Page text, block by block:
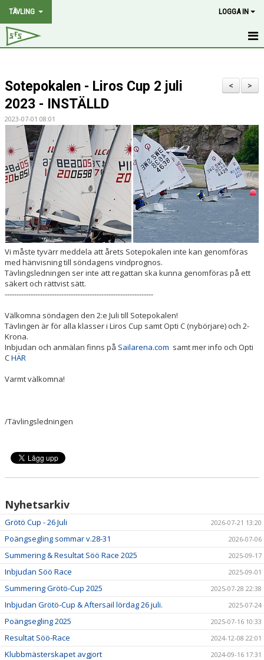
TÄVLING LOGGA IN
NYHETER
PROGRAM
2.4 MR RANK
SOTEPOKALEN
PÅSKDAGSRACET
GRÖTÖ-CUP
POÄNGSEGLING
SÖÖ-RACE
HUMMERRACET
ANNANDAGSRACET
DOKUMENT
>
<
Sotepokalen - Liros Cup 2 juli
2023 - INSTÄLLD
2023-07-01 08:01
Vi måste tyvärr meddela att årets Sotepokalen inte kan genomföras
med hänvisning till söndagens vindprognos.
Tävlingsledningen ser inte att regattan ska kunna genomföras på ett
säkert och rättvist sätt.
---------------------------------------------------------------
Välkomna söndagen den 2:e Juli till Sotepokalen!
Tävlingen är för alla klasser i Liros Cup samt Opti C (nybörjare) och 2-
Krona.
Inbjudan och anmälan finns på Sailarena.com samt mer info och Opti
CHÄR
Varmt välkomna!
/Tävlingsledningen
Nyhetsarkiv
Grötö Cup - 26 Juli 2026-07-21 13:20
Poängsegling sommar v.28-31 2026-07-06
Summering & Resultat Söö Race 2025 2025-09-17
Inbjudan Söö Race 2025-09-01
Summering Grötö-Cup 2025 2025-07-28 22:38
Inbjudan Grötö-Cup & Aftersail lördag 26 juli. 2025-07-24
Poängsegling 2025 2025-07-16 10:33
Resultat Söö-Race 2024-12-08 22:01
Klubbmästerskapet avgjort 2024-09-16 17:31